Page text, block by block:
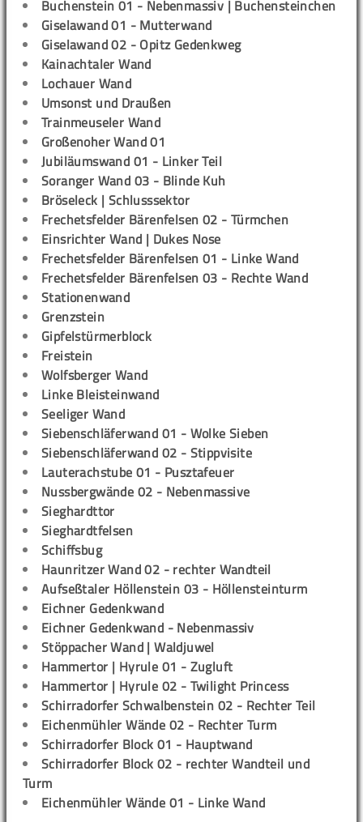
Buchenstein 01 - Nebenmassiv | Buchensteinchen
Giselawand 01 - Mutterwand
Giselawand 02 - Opitz Gedenkweg
Kainachtaler Wand
Lochauer Wand
Umsonst und Draußen
Trainmeuseler Wand
Großenoher Wand 01
Jubiläumswand 01 - Linker Teil
Soranger Wand 03 - Blinde Kuh
Bröseleck | Schlusssektor
Frechetsfelder Bärenfelsen 02 - Türmchen
Einsrichter Wand | Dukes Nose
Frechetsfelder Bärenfelsen 01 - Linke Wand
Frechetsfelder Bärenfelsen 03 - Rechte Wand
Stationenwand
Grenzstein
Gipfelstürmerblock
Freistein
Wolfsberger Wand
Linke Bleisteinwand
Seeliger Wand
Siebenschläferwand 01 - Wolke Sieben
Siebenschläferwand 02 - Stippvisite
Lauterachstube 01 - Pusztafeuer
Nussbergwände 02 - Nebenmassive
Sieghardttor
Sieghardtfelsen
Schiffsbug
Haunritzer Wand 02 - rechter Wandteil
Aufseßtaler Höllenstein 03 - Höllensteinturm
Eichner Gedenkwand
Eichner Gedenkwand - Nebenmassiv
Stöppacher Wand | Waldjuwel
Hammertor | Hyrule 01 - Zugluft
Hammertor | Hyrule 02 - Twilight Princess
Schirradorfer Schwalbenstein 02 - Rechter Teil
Eichenmühler Wände 02 - Rechter Turm
Schirradorfer Block 01 - Hauptwand
Schirradorfer Block 02 - rechter Wandteil und
Turm
Eichenmühler Wände 01 - Linke Wand